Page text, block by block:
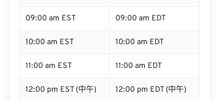
09:00 am EST 09:00 am EDT
10:00 am EST 10:00 am EDT
11:00 am EST 11:00 am EDT
12:00 pm EST (中午) 12:00 pm EDT (中午)